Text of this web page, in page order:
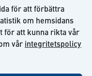
för att förbättra
om hemsidans
för att kunna rikta vår
vår integritetspolicy